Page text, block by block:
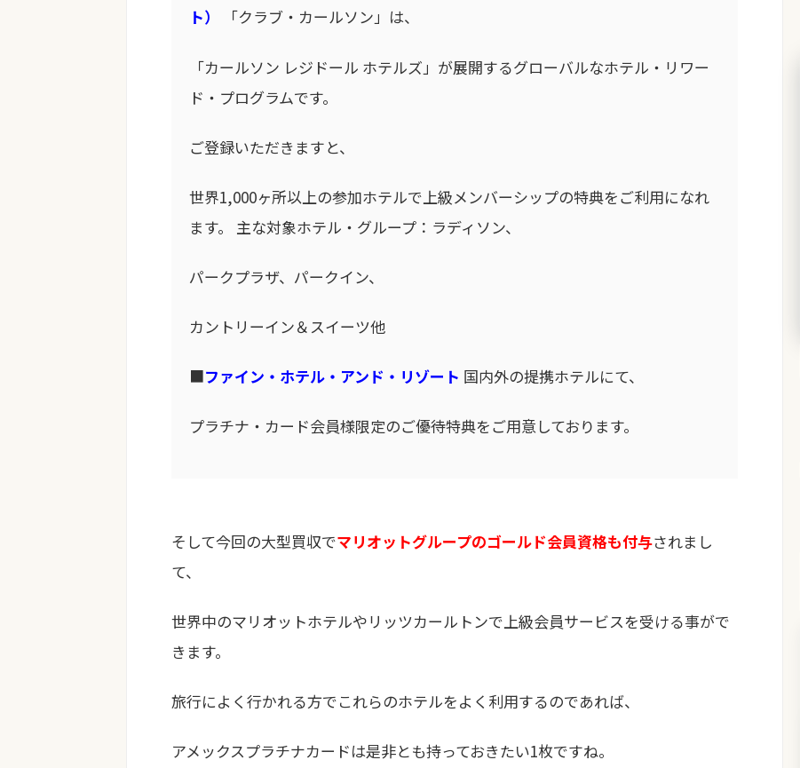
ト）
「クラブ・カールソン」は、
「カールソン レジドール ホテルズ」が展開するグローバルなホテル・リワー
ド・プログラムです。
ご登録いただきますと、
世界1,000ヶ所以上の参加ホテルで上級メンバーシップの特典をご利用になれ
ます。 主な対象ホテル・グループ：ラディソン、
パークプラザ、パークイン、
カントリーイン＆スイーツ他
■ファイン・ホテル・アンド・リゾート 国内外の提携ホテルにて、
プラチナ・カード会員様限定のご優待特典をご用意しております。
そして今回の大型買収でマリオットグループのゴールド会員資格も付与されまし
て、
世界中のマリオットホテルやリッツカールトンで上級会員サービスを受ける事がで
きます。
旅行によく行かれる方でこれらのホテルをよく利用するのであれば、
アメックスプラチナカードは是非とも持っておきたい1枚ですね。